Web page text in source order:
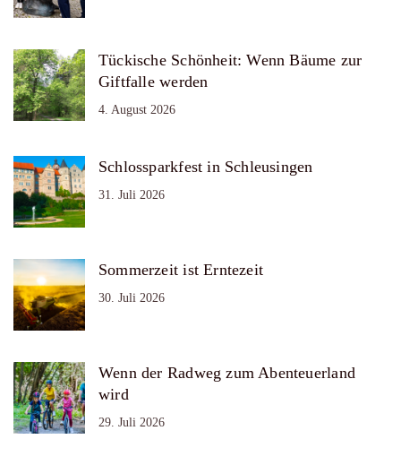
Tückische Schönheit: Wenn Bäume zur
Giftfalle werden
4. August 2026
Schlossparkfest in Schleusingen
31. Juli 2026
Sommerzeit ist Erntezeit
30. Juli 2026
Wenn der Radweg zum Abenteuerland
wird
29. Juli 2026